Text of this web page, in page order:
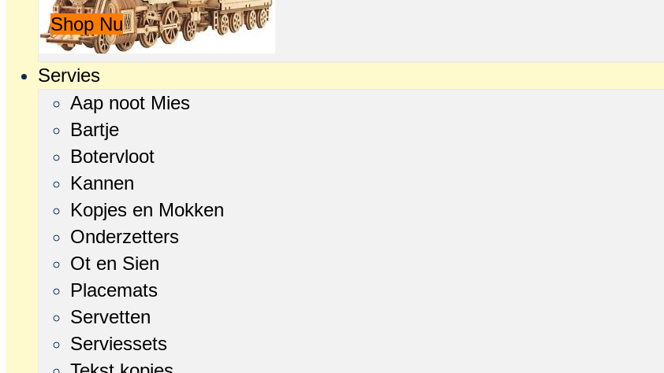
Shop Nu
Servies
Aap noot Mies
Bartje
Botervloot
Kannen
Kopjes en Mokken
Onderzetters
Ot en Sien
Placemats
Servetten
Serviessets